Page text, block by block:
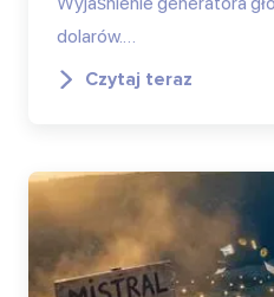
dolarów.…
Czytaj teraz